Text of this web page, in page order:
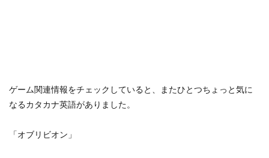
ゲーム関連情報をチェックしていると、またひとつちょっと気に
なるカタカナ英語がありました。
「オブリビオン」